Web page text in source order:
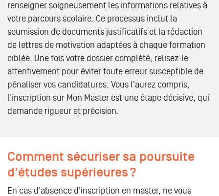
renseigner soigneusement les informations relatives à
votre parcours scolaire. Ce processus inclut la
soumission de documents justificatifs et la rédaction
de lettres de motivation adaptées à chaque formation
ciblée. Une fois votre dossier complété, relisez-le
attentivement pour éviter toute erreur susceptible de
pénaliser vos candidatures. Vous l'aurez compris,
l'inscription sur Mon Master est une étape décisive, qui
demande rigueur et précision.
Comment sécuriser sa poursuite
d'études supérieures ?
En cas d'absence d'inscription en master, ne vous